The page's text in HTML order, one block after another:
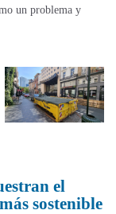
un problema y
el
sostenible